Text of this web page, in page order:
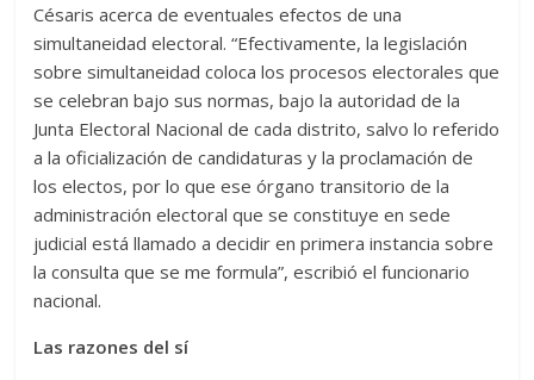
Césaris acerca de eventuales efectos de una
simultaneidad electoral. “Efectivamente, la legislación
sobre simultaneidad coloca los procesos electorales que
se celebran bajo sus normas, bajo la autoridad de la
Junta Electoral Nacional de cada distrito, salvo lo referido
a la oficialización de candidaturas y la proclamación de
los electos, por lo que ese órgano transitorio de la
administración electoral que se constituye en sede
judicial está llamado a decidir en primera instancia sobre
la consulta que se me formula”, escribió el funcionario
nacional.
Las razones del sí